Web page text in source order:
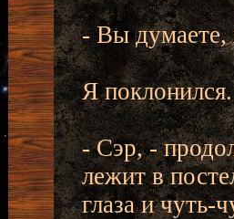
- Вы
Я поклонился.
- Сэр, -
лежит в
глаза и чуть-